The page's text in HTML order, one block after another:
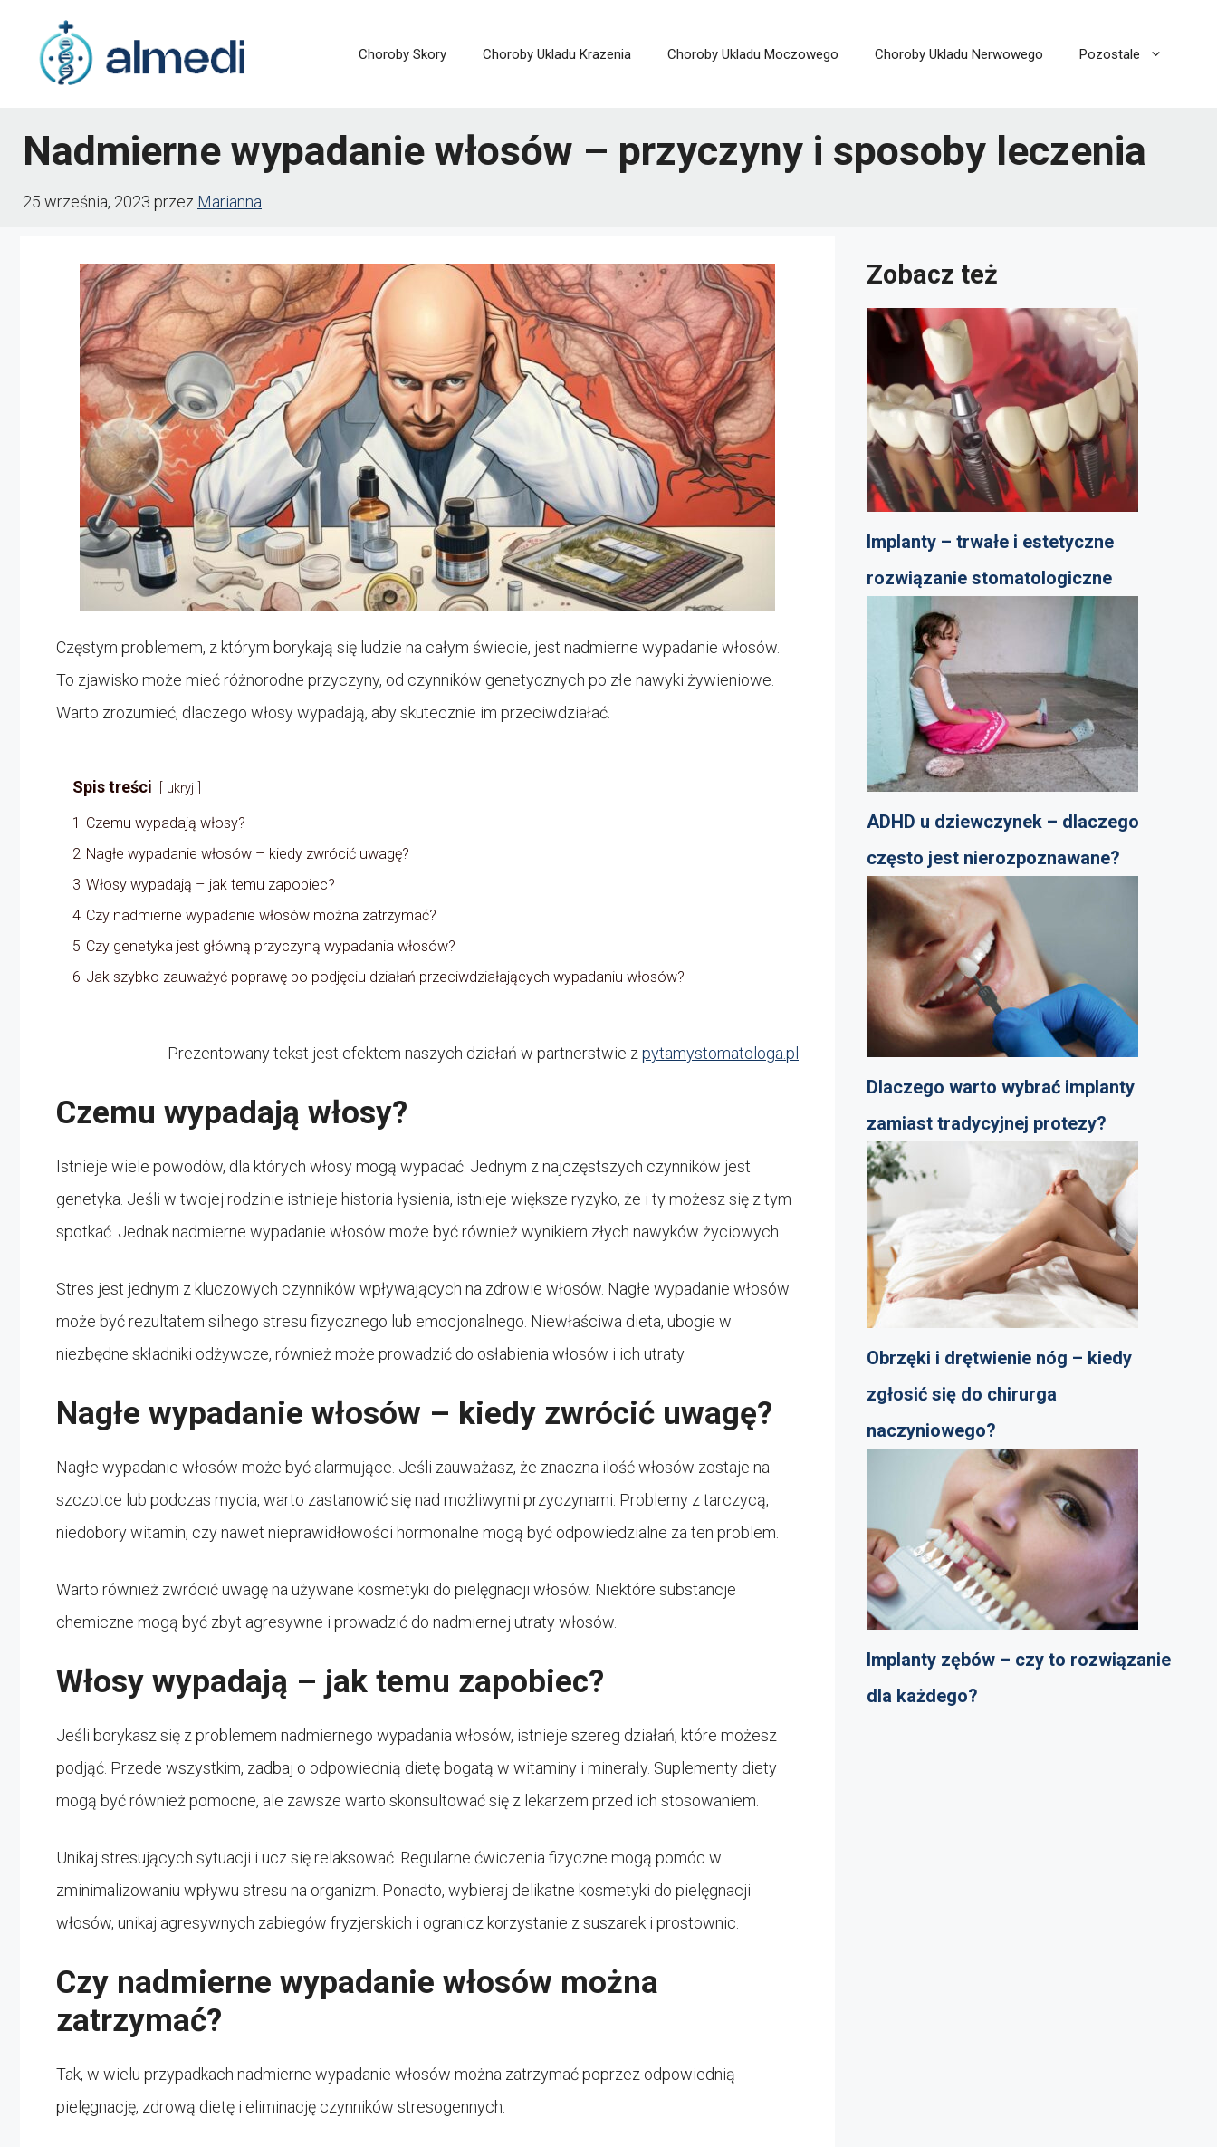
Choroby Skory Choroby Ukladu Krazenia Choroby Ukladu Moczowego Choroby Ukladu Nerwowego Pozostale
Nadmierne wypadanie włosów – przyczyny i sposoby leczenia
25 września, 2023 przez Marianna
Częstym problemem, z którym borykają się ludzie na całym świecie, jest nadmierne wypadanie włosów.
To zjawisko może mieć różnorodne przyczyny, od czynników genetycznych po złe nawyki żywieniowe.
Warto zrozumieć, dlaczego włosy wypadają, aby skutecznie im przeciwdziałać.
Spis treści ukryj
1 Czemu wypadają włosy?
2 Nagłe wypadanie włosów – kiedy zwrócić uwagę?
3 Włosy wypadają – jak temu zapobiec?
4 Czy nadmierne wypadanie włosów można zatrzymać?
5 Czy genetyka jest główną przyczyną wypadania włosów?
6 Jak szybko zauważyć poprawę po podjęciu działań przeciwdziałających wypadaniu włosów?
Prezentowany tekst jest efektem naszych działań w partnerstwie z pytamystomatologa.pl
Czemu wypadają włosy?
Istnieje wiele powodów, dla których włosy mogą wypadać. Jednym z najczęstszych czynników jest
genetyka. Jeśli w twojej rodzinie istnieje historia łysienia, istnieje większe ryzyko, że i ty możesz się z tym
spotkać. Jednak nadmierne wypadanie włosów może być również wynikiem złych nawyków życiowych.
Stres jest jednym z kluczowych czynników wpływających na zdrowie włosów. Nagłe wypadanie włosów
może być rezultatem silnego stresu fizycznego lub emocjonalnego. Niewłaściwa dieta, ubogie w
niezbędne składniki odżywcze, również może prowadzić do osłabienia włosów i ich utraty.
Nagłe wypadanie włosów – kiedy zwrócić uwagę?
Nagłe wypadanie włosów może być alarmujące. Jeśli zauważasz, że znaczna ilość włosów zostaje na
szczotce lub podczas mycia, warto zastanowić się nad możliwymi przyczynami. Problemy z tarczycą,
niedobory witamin, czy nawet nieprawidłowości hormonalne mogą być odpowiedzialne za ten problem.
Warto również zwrócić uwagę na używane kosmetyki do pielęgnacji włosów. Niektóre substancje
chemiczne mogą być zbyt agresywne i prowadzić do nadmiernej utraty włosów.
Włosy wypadają – jak temu zapobiec?
Jeśli borykasz się z problemem nadmiernego wypadania włosów, istnieje szereg działań, które możesz
podjąć. Przede wszystkim, zadbaj o odpowiednią dietę bogatą w witaminy i minerały. Suplementy diety
mogą być również pomocne, ale zawsze warto skonsultować się z lekarzem przed ich stosowaniem.
Unikaj stresujących sytuacji i ucz się relaksować. Regularne ćwiczenia fizyczne mogą pomóc w
zminimalizowaniu wpływu stresu na organizm. Ponadto, wybieraj delikatne kosmetyki do pielęgnacji
włosów, unikaj agresywnych zabiegów fryzjerskich i ogranicz korzystanie z suszarek i prostownic.
Czy nadmierne wypadanie włosów można
zatrzymać?
Tak, w wielu przypadkach nadmierne wypadanie włosów można zatrzymać poprzez odpowiednią
pielęgnację, zdrową dietę i eliminację czynników stresogennych.
Zobacz też
Implanty – trwałe i estetyczne
rozwiązanie stomatologiczne
ADHD u dziewczynek – dlaczego
często jest nierozpoznawane?
Dlaczego warto wybrać implanty
zamiast tradycyjnej protezy?
Obrzęki i drętwienie nóg – kiedy
zgłosić się do chirurga
naczyniowego?
Implanty zębów – czy to rozwiązanie
dla każdego?